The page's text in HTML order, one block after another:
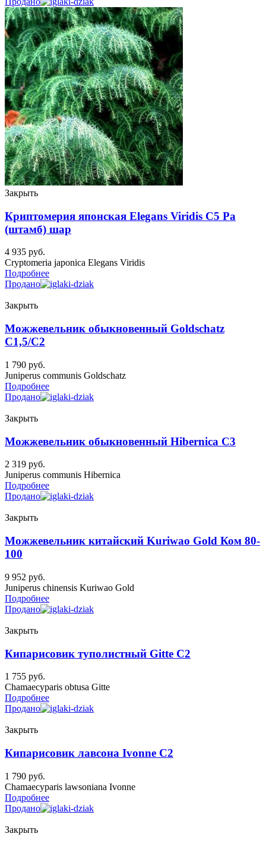
Закрыть
Криптомерия японская Elegans Viridis C5 Ра
(штамб) шар
4 935 руб.
Cryptomeria japonica Elegans Viridis
Подробнее
Продано
Закрыть
Можжевельник обыкновенный Goldschatz
C1,5/C2
1 790 руб.
Juniperus communis Goldschatz
Подробнее
Продано
Закрыть
Можжевельник обыкновенный Hibernica C3
2 319 руб.
Juniperus communis Hibernica
Подробнее
Продано
Закрыть
Можжевельник китайский Kuriwao Gold Ком 80-
100
9 952 руб.
Juniperus chinensis Kuriwao Gold
Подробнее
Продано
Закрыть
Кипарисовик туполистный Gitte C2
1 755 руб.
Chamaecyparis obtusa Gitte
Подробнее
Продано
Закрыть
Кипарисовик лавсона Ivonne C2
1 790 руб.
Chamaecyparis lawsoniana Ivonne
Подробнее
Продано
Закрыть